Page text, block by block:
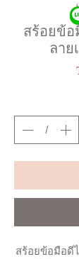
สร้อยข้อ
ลาย
สร้อยข้อมือดี